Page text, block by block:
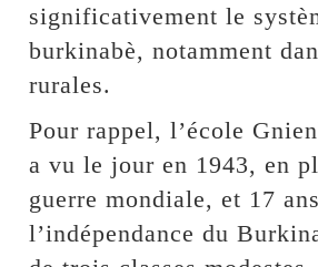
significativement le
burkinabè, notamment
rurales.
Pour rappel, l’école
a vu le jour en 1943, en
guerre mondiale, et 17
l’indépendance du